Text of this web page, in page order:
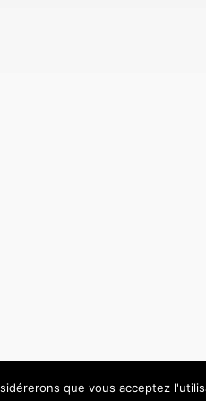
que vous acceptez